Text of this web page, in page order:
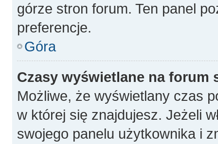
górze stron forum. Ten panel
preferencje.
Góra
Czasy wyświetlane na forum
Możliwe, że wyświetlany czas
w której się znajdujesz. Jeżeli
swojego panelu użytkownika i